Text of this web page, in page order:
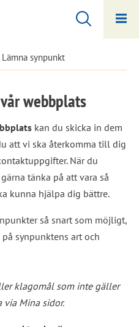
Lämna synpunkt
webbplats
kan du skicka in dem
att vi ska återkomma till dig
När du
tänka på att vara så
kunna hjälpa dig bättre.
så snart som möjligt,
synpunktens art och
klagomål som inte gäller
via Mina sidor.